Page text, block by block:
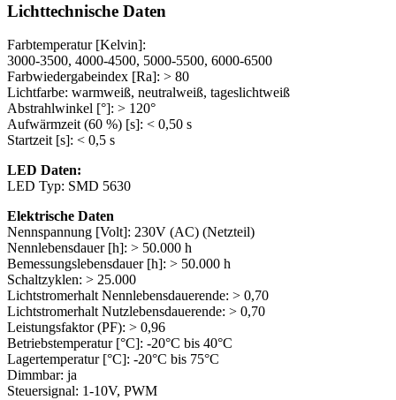
Lichttechnische Daten
Farbtemperatur [Kelvin]:
3000-3500, 4000-4500, 5000-5500, 6000-6500
Farbwiedergabeindex [Ra]: > 80
Lichtfarbe: warmweiß, neutralweiß, tageslichtweiß
Abstrahlwinkel [°]: > 120°
Aufwärmzeit (60 %) [s]: < 0,50 s
Startzeit [s]: < 0,5 s
LED Daten:
LED Typ: SMD 5630
Elektrische Daten
Nennspannung [Volt]: 230V (AC) (Netzteil)
Nennlebensdauer [h]: > 50.000 h
Bemessungslebensdauer [h]: > 50.000 h
Schaltzyklen: > 25.000
Lichtstromerhalt Nennlebensdauerende: > 0,70
Lichtstromerhalt Nutzlebensdauerende: > 0,70
Leistungsfaktor (PF): > 0,96
Betriebstemperatur [°C]: -20°C bis 40°C
Lagertemperatur [°C]: -20°C bis 75°C
Dimmbar: ja
Steuersignal: 1-10V, PWM